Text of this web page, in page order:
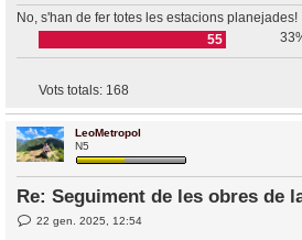
No, s'han de fer totes les estacions planejades!
55
Vots totals: 168
LeoMetropol
N5
Re: Seguiment de les obres de
E22 gen. 2025, 12:54